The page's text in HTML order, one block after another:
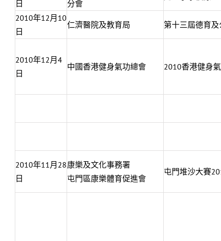
日 分會
2010年12月10
日
仁濟醫院及教育局 第十三屆德育
2010年12月4
日
中國香港健身氣功總會 2010香港健身
2010年11月28
日
康樂及文化事務署
屯門區康樂體育促進會
屯門堆沙大賽